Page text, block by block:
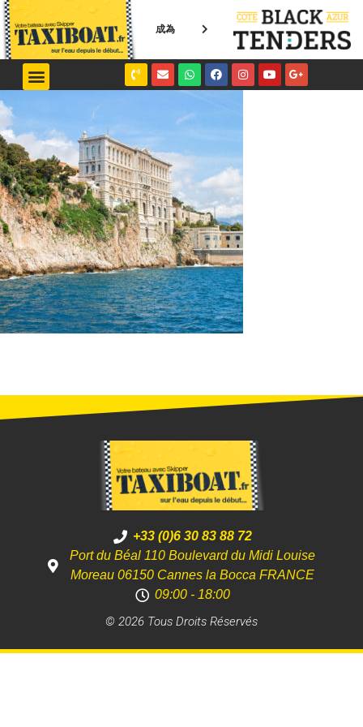
成為
+33 (0)6 30 83 88 72
Port du Béal 110 Boulevard du Midi Louise
Moreau 06150 Cannes la Bocca FRANCE
09:00 - 18:00
© 2026 Tous Droits Réservés